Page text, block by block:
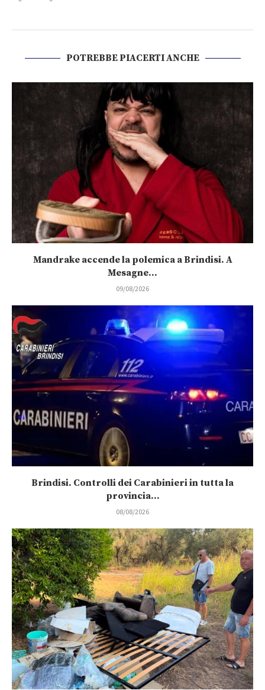
POTREBBE PIACERTI ANCHE
Mandrake accende la polemica a Brindisi. A
Mesagne...
09/08/2026
Brindisi. Controlli dei Carabinieri in tutta la
provincia...
08/08/2026